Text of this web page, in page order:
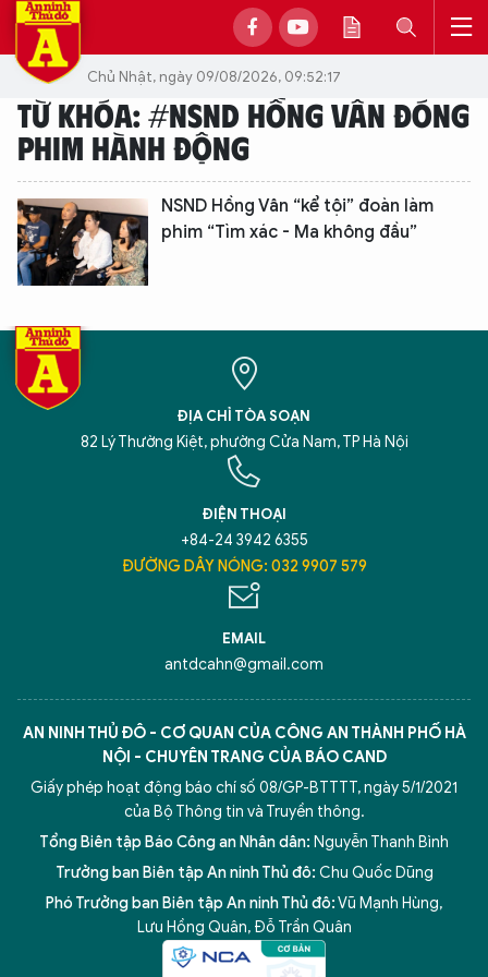
Chủ Nhật, ngày 09/08/2026, 09:52:17
TỪ KHÓA: #NSND HỒNG VÂN ĐÓNG
PHIM HÀNH ĐỘNG
NSND Hồng Vân “kể tội” đoàn làm
phim “Tìm xác - Ma không đầu”
ĐỊA CHỈ TÒA SOẠN
82 Lý Thường Kiệt, phường Cửa Nam, TP Hà Nội
ĐIỆN THOẠI
+84-24 3942 6355
ĐƯỜNG DÂY NÓNG: 032 9907 579
EMAIL
antdcahn@gmail.com
AN NINH THỦ ĐÔ - CƠ QUAN CỦA CÔNG AN THÀNH PHỐ HÀ
NỘI - CHUYÊN TRANG CỦA BÁO CAND
Giấy phép hoạt động báo chí số 08/GP-BTTTT, ngày 5/1/2021
của Bộ Thông tin và Truyền thông.
Tổng Biên tập Báo Công an Nhân dân: Nguyễn Thanh Bình
Trưởng ban Biên tập An ninh Thủ đô: Chu Quốc Dũng
Phó Trưởng ban Biên tập An ninh Thủ đô:Vũ Mạnh Hùng,
Lưu Hồng Quân, Đỗ Trần Quân
XIN CHÀO,
TÔI LÀ CHATBOT CỦA
Hãy hỏi tôi bất kỳ điều gì bạn cần biết về
An Ninh Thủ Đô nhé. Tôi sẵn sàng hỗ trợ!
5 điểm nghẽn của Hà Nội giải pháp xử lý điểm nghẽn của